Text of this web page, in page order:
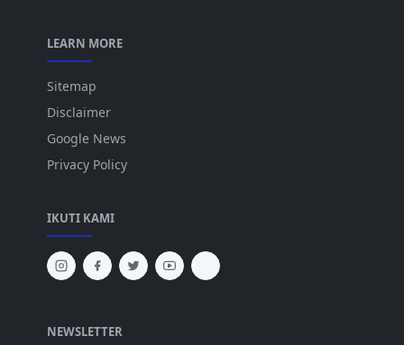
LEARN MORE
Sitemap
Disclaimer
Google News
Privacy Policy
IKUTI KAMI
NEWSLETTER